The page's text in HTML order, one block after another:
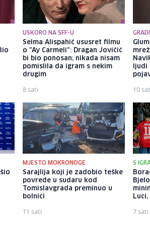
USKORO NA SFF-U
Selma Alispahić ususret filmu
o "Ay Carmeli": Dragan Jovičić
bi bio ponosan; nikada nisam
pomislila da igram s nekim
drugim
8 sati 10
MJESTO MOKRONOGE
Sarajlija koji je zadobio teške
povrede u sudaru kod
Tomislavgrada preminuo u
bolnici
11 sati
S
7 sati